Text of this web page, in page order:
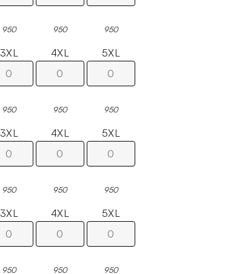
950 950 950
3XL
950
4XL
950
5XL
950
3XL
950
4XL
950
5XL
950
3XL
950
4XL
950
5XL
950